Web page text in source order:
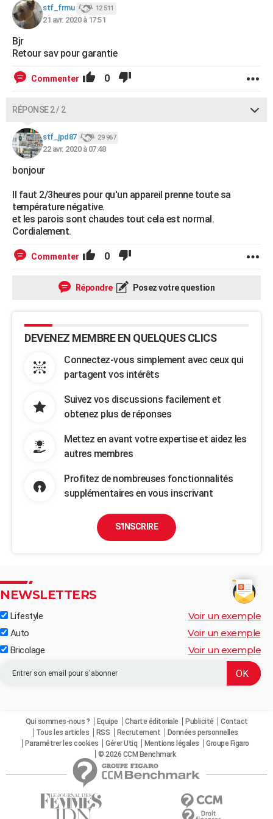
Destinations
City break
Voyage nature
Voyage de noces
Forum
Climat
+PHOTO
GUIDES D'ACHAT
Carte de Noël
Carte Bonne année
Carte Saint-Valentin
Carte Pâques
Carte d'anniversaire
DICTIONNAIRE
Dictionnaire
Biographies
Citations
Expressions
Proverbes
PROGRAMME TV
FORUM
Bricolage
Lifestyle
Culture
Sport
Auto
Television
Voyage
Cinema
stf_frmu 12 511
21 avr. 2020 à 17:51
Bjr
Retour sav pour garantie
Commenter 0
RÉPONSE 2 / 2
stf_jpd87 29 967
22 avr. 2020 à 07:48
bonjour
Il faut 2/3heures pour qu'un appareil prenne toute sa
température négative.
et les parois sont chaudes tout cela est normal.
Cordialement.
Commenter 0
Répondre Posez votre question
DEVENEZ MEMBRE EN QUELQUES CLICS
Connectez-vous simplement avec ceux qui
partagent vos intérêts
Suivez vos discussions facilement et
obtenez plus de réponses
Mettez en avant votre expertise et aidez les
autres membres
Profitez de nombreuses fonctionnalités
supplémentaires en vous inscrivant
S'INSCRIRE
NEWSLETTERS
Lifestyle Voir un exemple
Auto Voir un exemple
Bricolage Voir un exemple
Qui sommes-nous ? Equipe Charte éditoriale Publicité
Contact
Tous les articles
RSS Recrutement
Données personnelles
Paramétrer les cookies
Gérer Utiq Mentions légales
Groupe Figaro
© 2026 CCM Benchmark